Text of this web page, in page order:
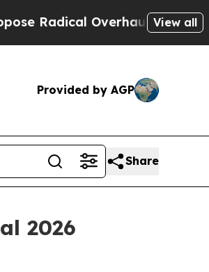
of US Govt IndystarView all
Provided by AGP
Share
2026